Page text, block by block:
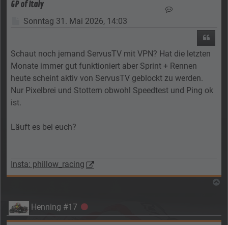
GP of Italy
Beitrag
Sonntag 31. Mai 2026, 14:03
Schaut noch jemand ServusTV mit VPN? Hat die letzten
Monate immer gut funktioniert aber Sprint + Rennen
heute scheint aktiv von ServusTV geblockt zu werden.
Nur Pixelbrei und Stottern obwohl Speedtest und Ping ok
ist.
Läuft es bei euch?
Insta: phillow_racing
Henning #17 Offline